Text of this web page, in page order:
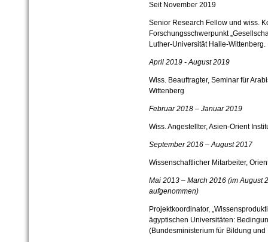
Seit November 2019
Senior Research Fellow und wiss.
Forschungsschwerpunkt
Luther-Universität Halle-Wittenberg.
April 2019 - August 2019
Wiss. Beauftragter, Seminar für
Wittenberg
Februar 2018 – Januar 2019
Wiss. Angestellter, Asien-Orient
September 2016 – August 2017
Wissenschaftlicher Mitarbeiter,
Mai 2013 – March 2016 (im August
aufgenommen)
Projektkoordinator,
ägyptischen Universitäten:
(Bundesministerium für Bildung und